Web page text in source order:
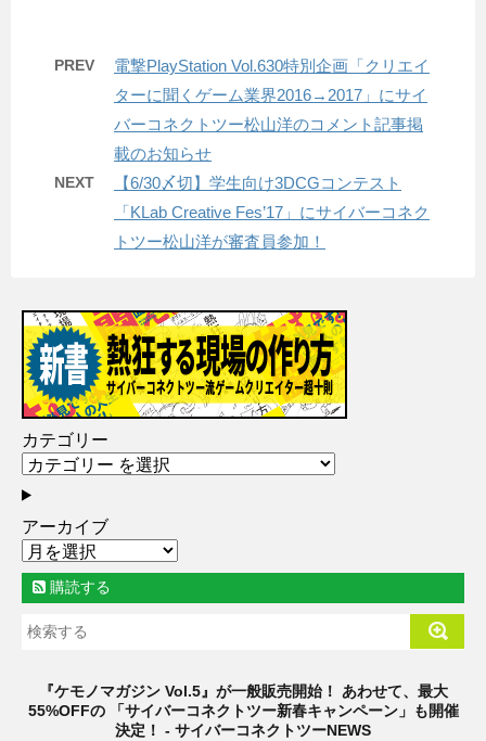
PREV
電撃PlayStation Vol.630特別企画「クリエイ
ターに聞くゲーム業界2016→2017」にサイ
バーコネクトツー松山洋のコメント記事掲
載のお知らせ
NEXT
【6/30〆切】学生向け3DCGコンテスト
「KLab Creative Fes’17」にサイバーコネク
トツー松山洋が審査員参加！
カテゴリー
アーカイブ
購読する
『ケモノマガジン Vol.5』が一般販売開始！ あわせて、最大
55%OFFの 「サイバーコネクトツー新春キャンペーン」も開催
決定！ - サイバーコネクトツーNEWS